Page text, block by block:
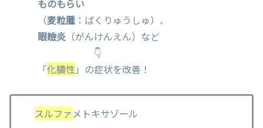
ものもらい
（麦粒腫 ：ばくりゅうしゅ）、
眼瞼炎 （がんけんえん）など
👇
「化膿性 」の症状を改善！
スルファメトキサゾール